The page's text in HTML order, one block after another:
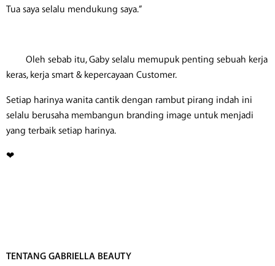
Tua saya selalu mendukung saya.”
Oleh sebab itu, Gaby selalu memupuk penting sebuah kerja
keras, kerja smart & kepercayaan Customer.
Setiap harinya wanita cantik dengan rambut pirang indah ini
selalu berusaha membangun branding image untuk menjadi
yang terbaik setiap harinya.
❤
TENTANG GABRIELLA BEAUTY